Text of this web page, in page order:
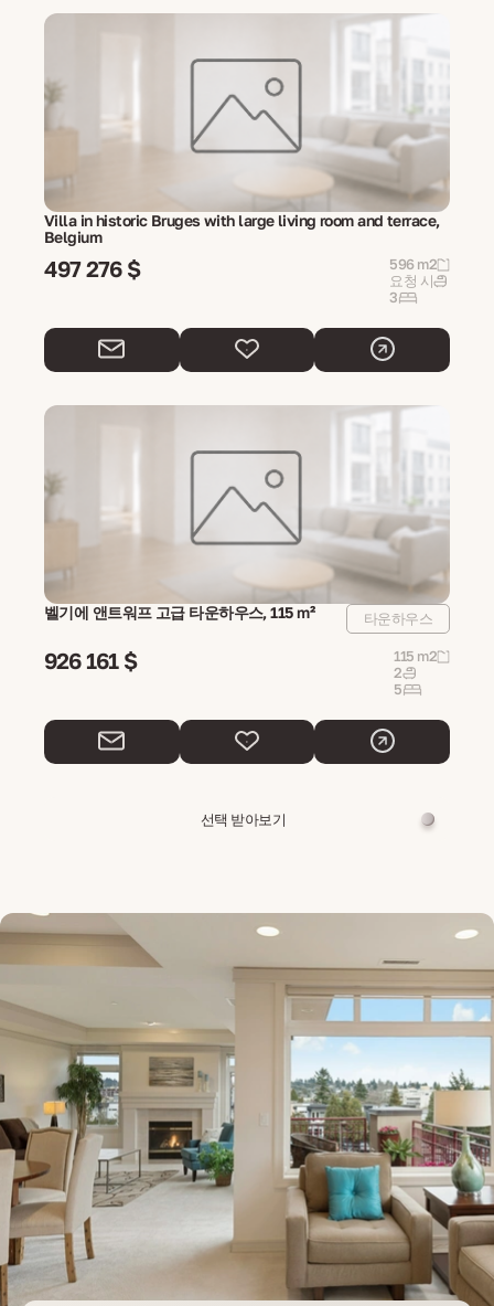
Villa in historic Bruges with large living room and terrace,
Belgium
497 276 $
596 m2
요청 시
3
벨기에 앤트워프 고급 타운하우스, 115 m² 타운하우스
926 161 $
115 m2
2
5
선택 받아보기